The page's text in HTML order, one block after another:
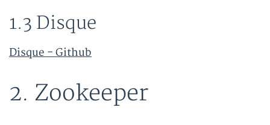
1.3 Disque
Disque - Github
2. Zookeeper